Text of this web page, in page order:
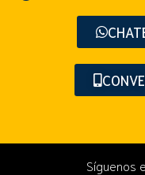
Síguenos